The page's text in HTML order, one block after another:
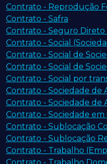
Contrato - Reprodução
Contrato - Safra
Contrato - Seguro Direto
Contrato - Social
Contrato - Social de
Contrato - Social de
Contrato - Social por
Contrato - Sociedade de
Contrato - Sociedade de
Contrato - Sociedade
Contrato - Sublocação
Contrato - Sublocação
Contrato - Trabalho